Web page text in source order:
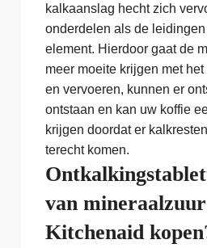
kalkaanslag hecht zich
onderdelen als de
element. Hierdoor gaat de
meer moeite krijgen met
en vervoeren, kunnen er
ontstaan en kan uw koffie
krijgen doordat er
terecht komen.
van
Kitchenaid